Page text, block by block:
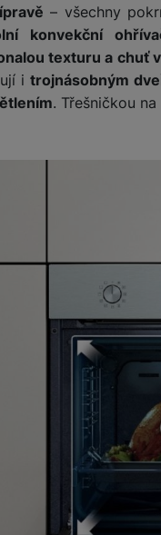
– všechny
konvekční
texturu a chuť
itrojnásobným
. Třešničkou